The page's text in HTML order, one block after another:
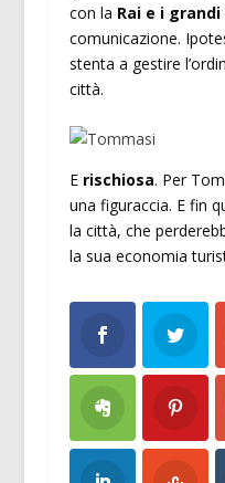
con la Rai e i
comunicazione.
stenta a gestire
città.
E rischiosa. Per
una figuraccia. E fin
la città, che
la sua economia